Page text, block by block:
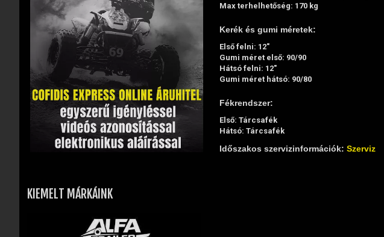
KIEMELT MÁRKÁINK
Max terhelhetőség: 170 kg
Kerék és gumi méretek:
Első felni: 12"
Gumi méret első: 90/90
Hátsó felni: 12"
Gumi méret hátsó: 90/80
Fékrendszer:
Első: Tárcsafék
Hátsó: Tárcsafék
Időszakos szervizinformációk: Szerviz